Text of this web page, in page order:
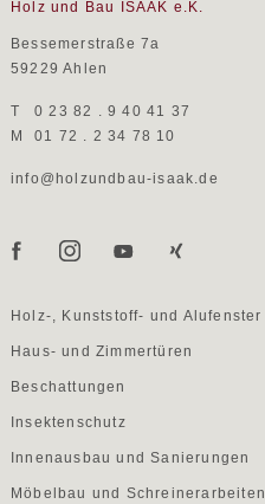
Holz und Bau ISAAK e.K.
Bessemerstraße 7a
59229 Ahlen
T
0 23 82 . 9 40 41 37
M
01 72 . 2 34 78 10
info@holzundbau-isaak.de
Holz-, Kunststoff- und Alufenster
Haus- und Zimmertüren
Beschattungen
Insektenschutz
Innenausbau und Sanierungen
Möbelbau und Schreinerarbeiten